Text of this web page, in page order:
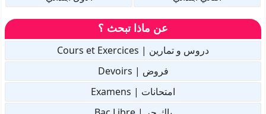
عن ماذا تبحث ؟
دروس و تمارين | Cours et Exercices
فروض | Devoirs
امتحانات | Examens